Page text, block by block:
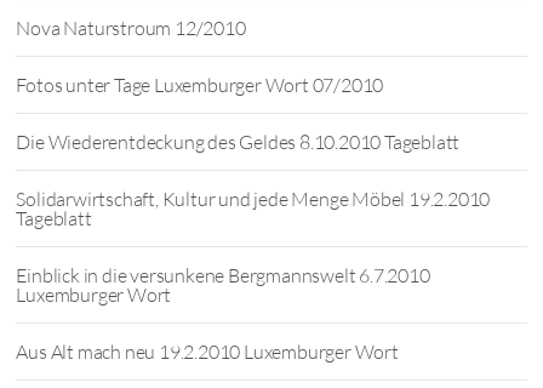
Nova Naturstroum 12/2010
Fotos unter Tage Luxemburger Wort 07/2010
Die Wiederentdeckung des Geldes 8.10.2010 Tageblatt
Solidarwirtschaft, Kultur und jede Menge Möbel 19.2.2010
Tageblatt
Einblick in die versunkene Bergmannswelt 6.7.2010
Luxemburger Wort
Aus Alt mach neu 19.2.2010 Luxemburger Wort